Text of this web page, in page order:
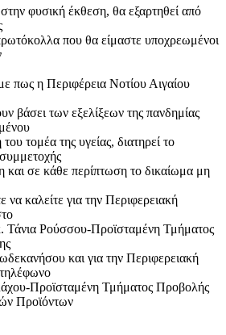
φυσική έκθεση, θα εξαρτηθεί από
που θα είμαστε υποχρεωμένοι
πως η Περιφέρεια Νοτίου Αιγαίου
βάσει των εξελίξεων της πανδημίας
τομέα της υγείας, διατηρεί το
και σε κάθε περίπτωση το δικαίωμα μη
να καλείτε για την Περιφερειακή
Τάνια Ρούσσου-Προϊσταμένη Τμήματος
και για την Περιφερειακή
Προϊσταμένη Τμήματος Προβολής
Προϊόντων